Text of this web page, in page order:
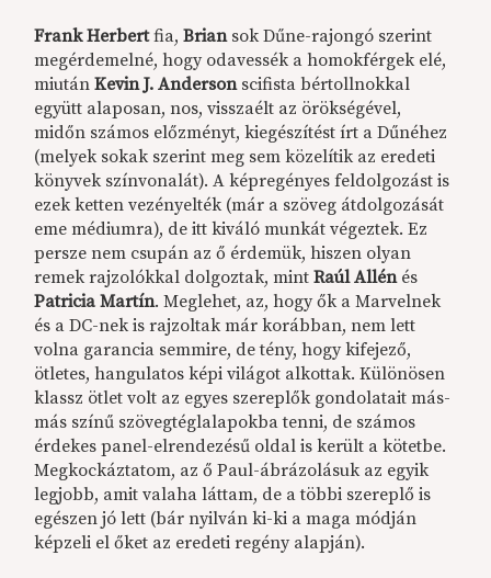
Frank Herbertfia,Briansok Dűne-rajongó szerint
megérdemelné, hogy odavessék a homokférgek elé,
miutánKevin J. Andersonscifista bértollnokkal
együtt alaposan, nos, visszaélt az örökségével,
midőn számos előzményt, kiegészítést írt a Dűnéhez
(melyek sokak szerint meg sem közelítik az eredeti
könyvek színvonalát). A képregényes feldolgozást is
ezek ketten vezényelték (már a szöveg átdolgozását
eme médiumra), de itt kiváló munkát végeztek. Ez
persze nem csupán az ő érdemük, hiszen olyan
remek rajzolókkal dolgoztak, mintRaúl Allénés
Patricia Martín. Meglehet, az, hogy ők a Marvelnek
és a DC-nek is rajzoltak már korábban, nem lett
volna garancia semmire, de tény, hogy kifejező,
ötletes, hangulatos képi világot alkottak. Különösen
klassz ötlet volt az egyes szereplők gondolatait más-
más színű szövegtéglalapokba tenni, de számos
érdekes panel-elrendezésű oldal is került a kötetbe.
Megkockáztatom, az ő Paul-ábrázolásuk az egyik
legjobb, amit valaha láttam, de a többi szereplő is
egészen jó lett (bár nyilván ki-ki a maga módján
képzeli el őket az eredeti regény alapján).